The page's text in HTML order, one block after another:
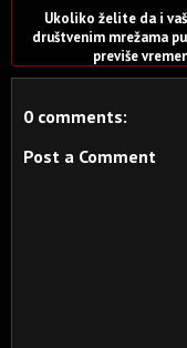
Ukoliko želite da i
društvenim mrežama
previše
0 comments:
Post a Comment